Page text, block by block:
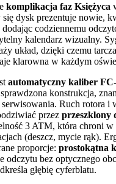
komplikacja faz Księżyca
dysk prezentuje nowie,
codziennemu
kalendarz wizualny.
układ, dzięki czemu
klarowna w każdym
automatyczny kaliber
konstrukcja,
Ruch rotora i
przez przeszklony
3 ATM, która chroni
(deszcz, mycie rąk).
proporcje: prostokątna
odczytu bez optycznego
głębię cyferblatu.